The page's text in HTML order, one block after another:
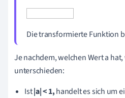
Die transformierte Funktion
Je nachdem, welchen Wert a
unterschieden:
Ist|a| < 1,handelt es sich um